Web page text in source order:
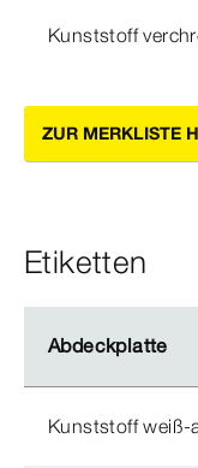
Kunststoff
ZUR MERKLISTE
Etiketten
Abdeckplatte
Abdeckplatte
Kunststoff weiß-